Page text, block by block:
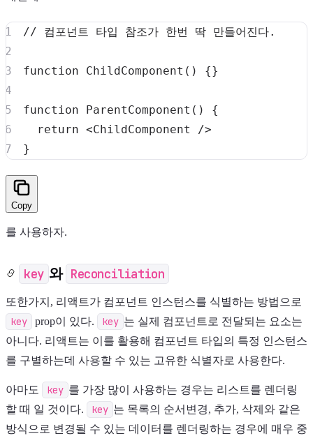
// 컴포넌트 타입 참조가 한번 딱 만들어진다.
function ChildComponent ( ) {}
function ParentComponent ( )
{
return <ChildComponent
/>
}
Copy
를 사용하자.
key 와 Reconciliation
또한가지, 리액트가 컴포넌트 인스턴스를 식별하는 방법으로
key prop이 있다. key 는 실제 컴포넌트로 전달되는 요소는
아니다. 리액트는 이를 활용해 컴포넌트 타입의 특정 인스턴스
를 구별하는데 사용할 수 있는 고유한 식별자로 사용한다.
아마도 key 를 가장 많이 사용하는 경우는 리스트를 렌더링
할 때 일 것이다.
key 는 목록의 순서변경, 추가, 삭제와 같은
방식으로 변경될 수 있는 데이터를 렌더링하는 경우에 매우 중